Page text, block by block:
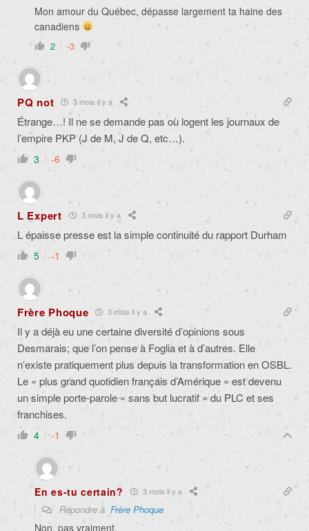
Mon amour du Québec, dépasse largement ta haine des
canadiens
2 -3
PQ not 3 mois il y a
Étrange…! Il ne se demande pas où logent les journaux de
l’empire PKP (J de M, J de Q, etc…).
3 -6
L Expert 3 mois il y a
L épaisse presse est la simple continuité du rapport Durham
5 -1
Frère Phoque 3 mois il y a
Il y a déjà eu une certaine diversité d’opinions sous
Desmarais; que l’on pense à Foglia et à d’autres. Elle
n’existe pratiquement plus depuis la transformation en OSBL.
Le « plus grand quotidien français d’Amérique » est devenu
un simple porte-parole « sans but lucratif » du PLC et ses
franchises.
4 -1
En es-tu certain? 3 mois il y a
Répondre à Frère Phoque
Non, pas vraiment.